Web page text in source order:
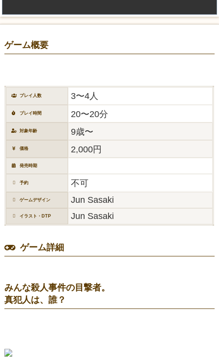
ゲーム概要
プレイ人数 3〜4人
プレイ時間 20〜20分
対象年齢 9歳〜
価格 2,000円
発売時期
予約 不可
ゲームデザイン Jun Sasaki
イラスト・DTP Jun Sasaki
ゲーム詳細
みんな殺人事件の目撃者。
真犯人は、誰？